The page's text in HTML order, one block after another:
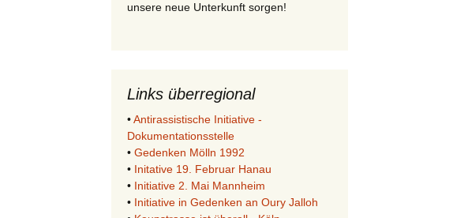
unsere neue Unterkunft sorgen!
Links überregional
•Antirassistische Initiative -
Dokumentationsstelle
• Gedenken Mölln 1992
• Initative 19. Februar Hanau
• Initiative 2. Mai Mannheim
• Initiative in Gedenken an Oury Jalloh